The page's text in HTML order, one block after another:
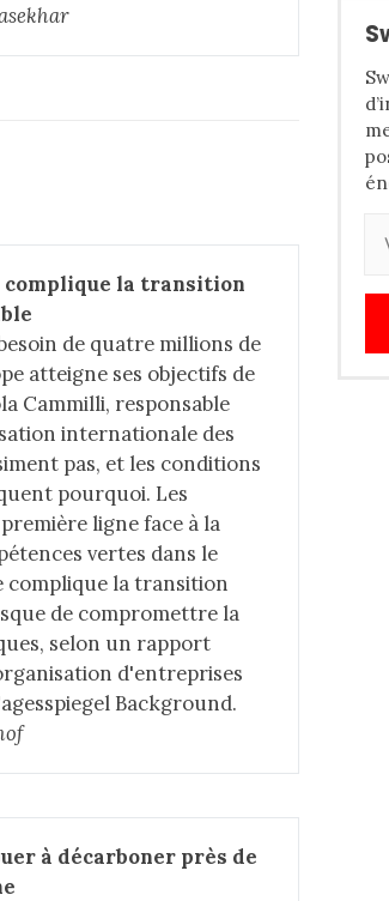
complique la transition
de quatre millions de
atteigne ses objectifs de
Cammilli, responsable
internationale des
pas, et les conditions
pourquoi. Les
ligne face à la
vertes dans le
complique la transition
de compromettre la
selon un rapport
d'entreprises
Background.
f
à décarboner près de